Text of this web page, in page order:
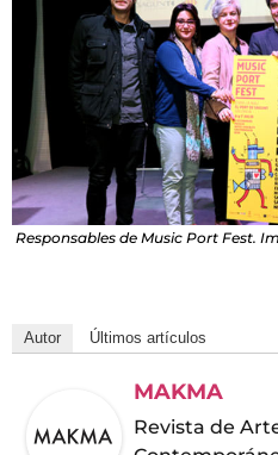
Responsables de Music Port Fest.
Autor Últimos artículos
MAKMA
Revista de